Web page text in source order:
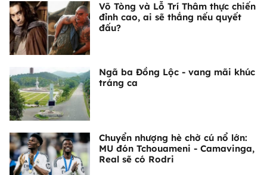
Võ Tòng và Lỗ Trí Thâm thực chiến
đỉnh cao, ai sẽ thắng nếu quyết
đấu?
Ngã ba Đồng Lộc - vang mãi khúc
tráng ca
Chuyển nhượng hè chờ cú nổ lớn:
MU đón Tchouameni - Camavinga,
Real sẽ có Rodri